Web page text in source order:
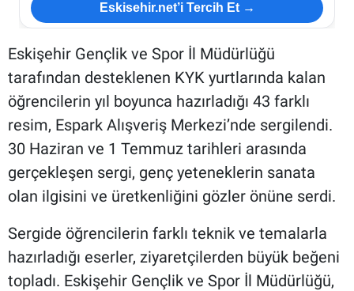
Eskisehir.net’i Tercih Et →
Eskişehir Gençlik ve Spor İl Müdürlüğü
tarafından desteklenen KYK yurtlarında kalan
öğrencilerin yıl boyunca hazırladığı 43 farklı
resim, Espark Alışveriş Merkezi’nde sergilendi.
30 Haziran ve 1 Temmuz tarihleri arasında
gerçekleşen sergi, genç yeteneklerin sanata
olan ilgisini ve üretkenliğini gözler önüne serdi.
Sergide öğrencilerin farklı teknik ve temalarla
hazırladığı eserler, ziyaretçilerden büyük beğeni
topladı. Eskişehir Gençlik ve Spor İl Müdürlüğü,